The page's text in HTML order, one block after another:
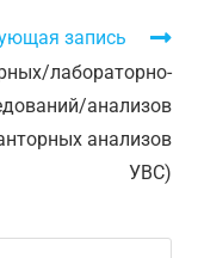
запись
лабораторно-
анализов
анализов
УВС)